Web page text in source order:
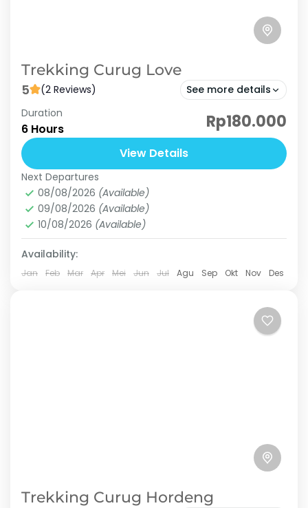
Trekking Curug Love
5 (2 Reviews) See more details
Curug Love adalah air terjun yang memiliki air
yang jernih, indah dan menawan yang berada
di kawasan Sentul Bogor. Dinamakan curug
love karena air nya...
Curug Love,Curug Putri Kencana
Basic
3 People
Duration
6 Hours Rp180.000
View Details
Next Departures
08/08/2026 (Available)
09/08/2026 (Available)
10/08/2026 (Available)
Availability:
Jan Feb Mar Apr Mei Jun Jul Agu Sep Okt Nov Des
Trekking Curug Hordeng